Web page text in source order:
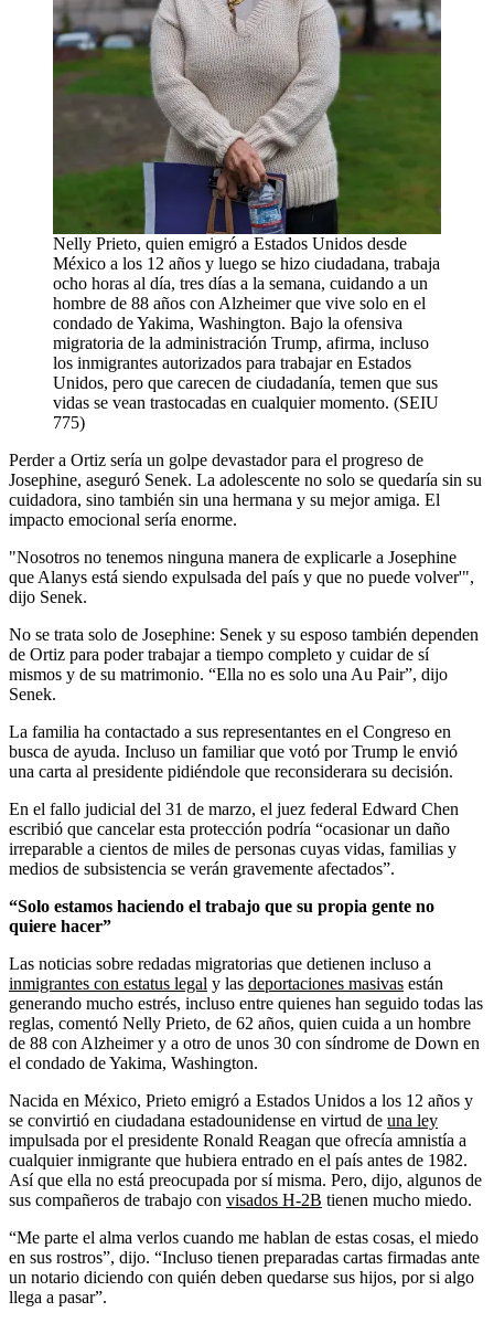
Nelly Prieto, quien emigró a Estados Unidos desde
México a los 12 años y luego se hizo ciudadana, trabaja
ocho horas al día, tres días a la semana, cuidando a un
hombre de 88 años con Alzheimer que vive solo en el
condado de Yakima, Washington. Bajo la ofensiva
migratoria de la administración Trump, afirma, incluso
los inmigrantes autorizados para trabajar en Estados
Unidos, pero que carecen de ciudadanía, temen que sus
vidas se vean trastocadas en cualquier momento. (SEIU
775)
Perder a Ortiz sería un golpe devastador para el progreso de
Josephine, aseguró Senek. La adolescente no solo se quedaría sin su
cuidadora, sino también sin una hermana y su mejor amiga. El
impacto emocional sería enorme.
"Nosotros no tenemos ninguna manera de explicarle a Josephine
que Alanys está siendo expulsada del país y que no puede volver'",
dijo Senek.
No se trata solo de Josephine: Senek y su esposo también dependen
de Ortiz para poder trabajar a tiempo completo y cuidar de sí
mismos y de su matrimonio. “Ella no es solo una Au Pair”, dijo
Senek.
La familia ha contactado a sus representantes en el Congreso en
busca de ayuda. Incluso un familiar que votó por Trump le envió
una carta al presidente pidiéndole que reconsiderara su decisión.
En el fallo judicial del 31 de marzo, el juez federal Edward Chen
escribió que cancelar esta protección podría “ocasionar un daño
irreparable a cientos de miles de personas cuyas vidas, familias y
medios de subsistencia se verán gravemente afectados”.
“Solo estamos haciendo el trabajo que su propia gente no
quiere hacer”
Las noticias sobre redadas migratorias que detienen incluso a
inmigrantes con estatus legal y las deportaciones masivas están
generando mucho estrés, incluso entre quienes han seguido todas las
reglas, comentó Nelly Prieto, de 62 años, quien cuida a un hombre
de 88 con Alzheimer y a otro de unos 30 con síndrome de Down en
el condado de Yakima, Washington.
Nacida en México, Prieto emigró a Estados Unidos a los 12 años y
se convirtió en ciudadana estadounidense en virtud de una ley
impulsada por el presidente Ronald Reagan que ofrecía amnistía a
cualquier inmigrante que hubiera entrado en el país antes de 1982.
Así que ella no está preocupada por sí misma. Pero, dijo, algunos de
sus compañeros de trabajo con visados H-2B tienen mucho miedo.
“Me parte el alma verlos cuando me hablan de estas cosas, el miedo
en sus rostros”, dijo. “Incluso tienen preparadas cartas firmadas ante
un notario diciendo con quién deben quedarse sus hijos, por si algo
llega a pasar”.